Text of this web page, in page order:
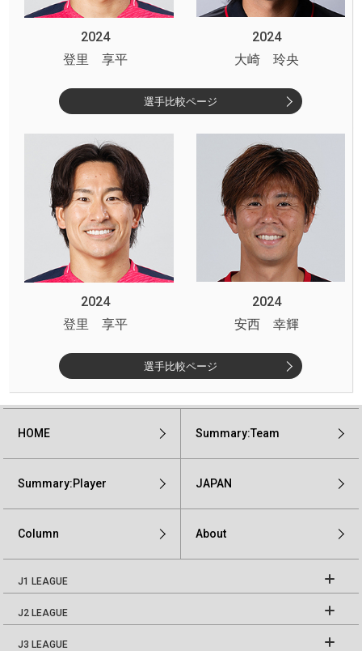
2024
2024
登里 享平
大崎 玲央
選手比較ページ
2024
2024
登里 享平
安西 幸輝
選手比較ページ
HOME Summary:Team
Summary:Player JAPAN
Column About
J1 LEAGUE
J2 LEAGUE
J3 LEAGUE